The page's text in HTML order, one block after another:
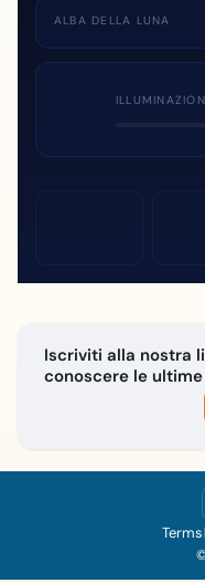
ALBA DELLA LUNA
Iscriviti alla nostra
conoscere le
Terms|